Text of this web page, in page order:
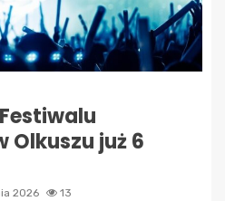
Olkuszu już 6
2026 13